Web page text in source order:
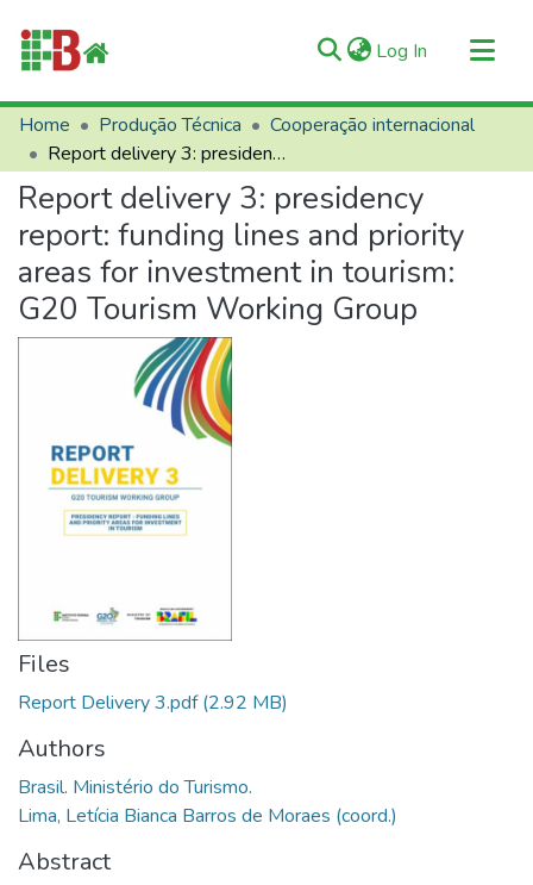
Log In (current)
Communities & Collections
All of RIIFB
Manuals and Terms
Statistics
About RIIFB
Help
Home Produção Técnica
Cooperação internacional
Report delivery 3: presidency report: funding lines and priority areas for investment in tourism: G20 Tourism Working Group
Report delivery 3: presidency
report: funding lines and priority
areas for investment in tourism:
G20 Tourism Working Group
Files
Report Delivery 3.pdf(2.92 MB)
Authors
Brasil. Ministério do Turismo.
Lima, Letícia Bianca Barros de Moraes (coord.)
Abstract